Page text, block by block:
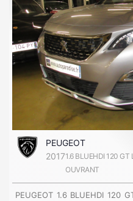
PEUGEOT
20171.6 BLUEHDI 120 GT
OUVRANT
PEUGEOT 1.6 BLUEHDI 120